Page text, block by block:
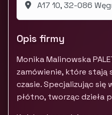
A17 10, 32-086
Opis firmy
Monika Malinowska
zamówienie, które stają
czasie. Specjalizując
płótno, tworząc dzieła